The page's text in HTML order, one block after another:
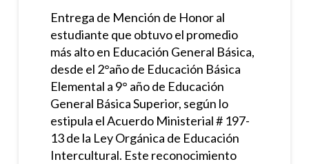
Entrega de Mención de Honor al
estudiante que obtuvo el promedio
más alto en Educación General Básica,
desde el 2°año de Educación Básica
Elemental a 9° año de Educación
General Básica Superior, según lo
estipula el Acuerdo Ministerial # 197-
13 de la Ley Orgánica de Educación
Intercultural. Este reconocimiento